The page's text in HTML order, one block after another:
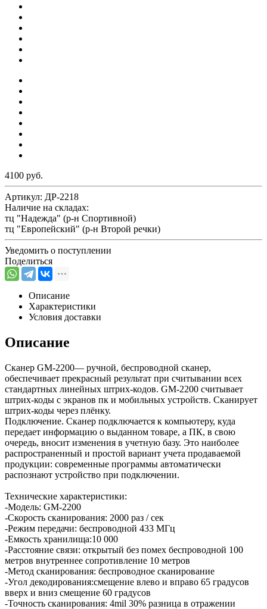
4100 руб.
Артикул: ДР-2218
Наличие на складах:
тц "Надежда" (р-н Спортивной)
тц "Европейский" (р-н Второй речки)
Уведомить о поступлении
Поделиться
Описание
Характеристики
Условия доставки
Описание
Сканер GM-2200— ручной, беспроводной сканер,
обеспечивает прекрасный результат при считывании всех
стандартных линейных штрих-кодов. GM-2200 считывает
штрих-коды с экранов пк и мобильных устройств. Сканирует
штрих-коды через плёнку.
Подключение. Сканер подключается к компьютеру, куда
передает информацию о выданном товаре, а ПК, в свою
очередь, вносит изменения в учетную базу. Это наиболее
распространенный и простой вариант учета продаваемой
продукции: современные программы автоматически
распознают устройство при подключении.
Технические характеристики:
-Модель: GM-2200
-Скорость сканирования: 2000 раз / сек
-Режим передачи: беспроводной 433 МГц
-Емкость хранилища:10 000
-Расстояние связи: открытый без помех беспроводной 100
метров внутреннее сопротивление 10 метров
-Метод сканирования: беспроводное сканирование
-Угол декодирования:смещение влево и вправо 65 градусов
вверх и вниз смещение 60 градусов
-Точность сканирования: 4mil 30% разница в отражении